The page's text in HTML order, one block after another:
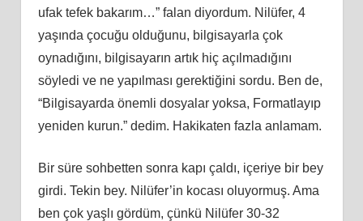
ufak tefek bakarım…” falan diyordum. Nilüfer, 4
yaşında çocuğu olduğunu, bilgisayarla çok
oynadığını, bilgisayarın artık hiç açılmadığını
söyledi ve ne yapılması gerektiğini sordu. Ben de,
“Bilgisayarda önemli dosyalar yoksa, Formatlayıp
yeniden kurun.” dedim. Hakikaten fazla anlamam.
Bir süre sohbetten sonra kapı çaldı, içeriye bir bey
girdi. Tekin bey. Nilüfer’in kocası oluyormuş. Ama
ben çok yaşlı gördüm, çünkü Nilüfer 30-32